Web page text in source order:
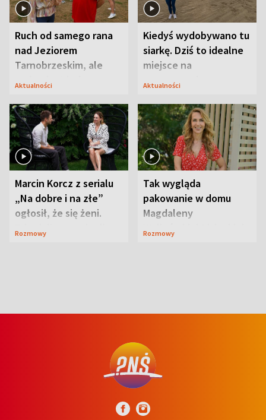
Ruch od samego rana
nad Jeziorem
Tarnobrzeskim, ale
ważna jest jedna
Aktualności
Kiedyś wydobywano tu
siarkę. Dziś to idealne
miejsce na
wypoczynek
Aktualności
Marcin Korcz z serialu
„Na dobre i na złe”
ogłosił, że się żeni.
Zdradził, co zmienił
Rozmowy
Tak wygląda
pakowanie w domu
Magdaleny
Waligórskiej-Lisieckiej.
Rozmowy